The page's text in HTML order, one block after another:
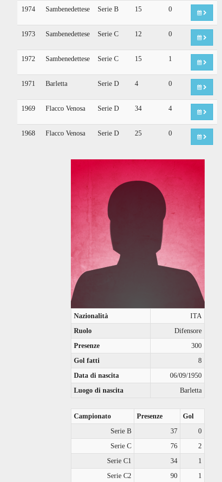
1974 Sambenedettese Serie B 15 0
1973 Sambenedettese Serie C 12 0
1972 Sambenedettese Serie C 15 1
1971 Barletta Serie D 4 0
1969 Flacco Venosa Serie D 34 4
1968 Flacco Venosa Serie D 25 0
Nazionalità
ITA
Ruolo
Difensore
Presenze
300
Gol fatti
8
Data di nascita
06/09/1950
Luogo di nascita
Barletta
Campionato Presenze
Gol
Serie B
37
0
Serie C
76
2
Serie C1
34
1
Serie C2
90
1